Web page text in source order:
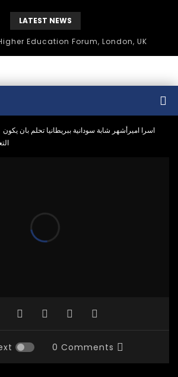
LATEST NEWS
Education Forum, London, UK
اسرا اميرأشهر شابة سودانية ببريطانيا تحلم بان يكون
0 Comments